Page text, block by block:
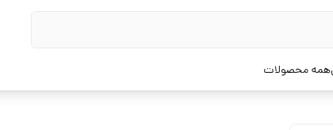
همه محصولات